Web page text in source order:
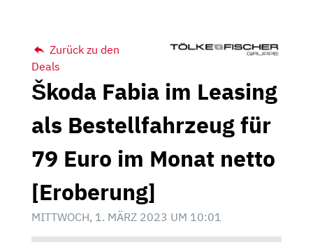
Zurück zu den
Deals
Škoda Fabia im Leasing
als Bestellfahrzeug für
79 Euro im Monat netto
[Eroberung]
MITTWOCH, 1. MÄRZ 2023 UM 10:01